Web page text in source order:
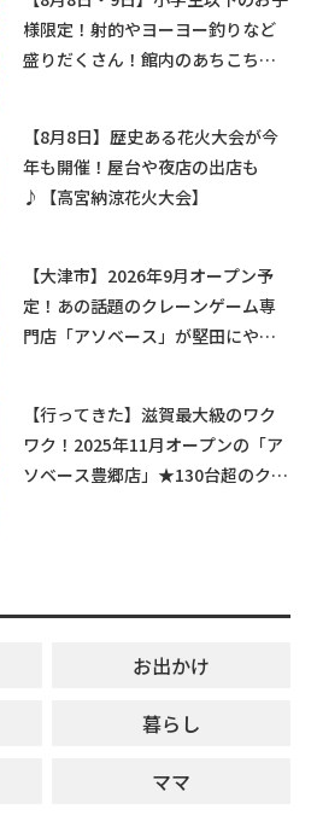
様限定！射的やヨーヨー釣りなど
盛りだくさん！館内のあちこちに
【8月8日】歴史ある花火大会が今
年も開催！屋台や夜店の出店も
♪【高宮納涼花火大会】
【大津市】2026年9月オープン予
定！あの話題のクレーンゲーム専
門店「アソベース」が堅田にやっ
【行ってきた】滋賀最大級のワク
ワク！2025年11月オープンの「ア
ソベース豊郷店」★130台超のクレ
お出かけ
暮らし
ママ